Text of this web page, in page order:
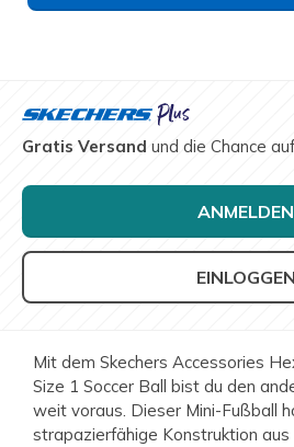
Gratis Versand und die Chance
ANMELDEN
EINLOGGEN
Mit dem Skechers Accessories
Size 1 Soccer Ball bist du den
weit voraus. Dieser Mini-Fußball
strapazierfähige Konstruktion